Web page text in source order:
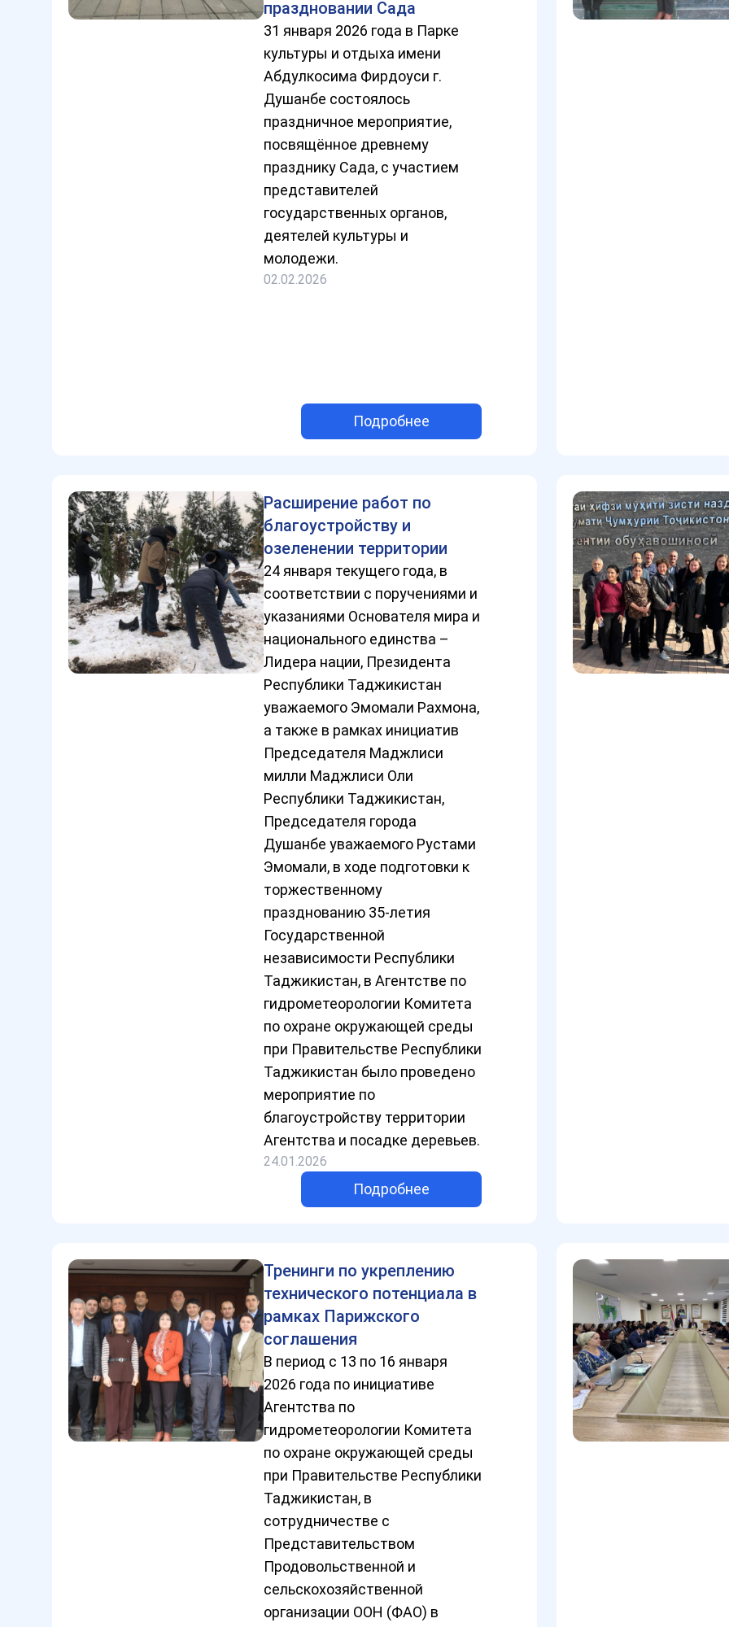
праздновании Сада
31 января 2026 года в Парке
культуры и отдыха имени
Абдулкосима Фирдоуси г.
Душанбе состоялось
праздничное мероприятие,
посвящённое древнему
празднику Сада, с участием
представителей
государственных органов,
деятелей культуры и
молодежи.
02.02.2026
Подробнее
Расширение работ по
благоустройству и
озеленении территории
24 января текущего года, в
соответствии с поручениями и
указаниями Основателя мира и
национального единства –
Лидера нации, Президента
Республики Таджикистан
уважаемого Эмомали Рахмона,
а также в рамках инициатив
Председателя Маджлиси
милли Маджлиси Оли
Республики Таджикистан,
Председателя города
Душанбе уважаемого Рустами
Эмомали, в ходе подготовки к
торжественному
празднованию 35-летия
Государственной
независимости Республики
Таджикистан, в Агентстве по
гидрометеорологии Комитета
по охране окружающей среды
при Правительстве Республики
Таджикистан было проведено
мероприятие по
благоустройству территории
Агентства и посадке деревьев.
24.01.2026
Подробнее
Тренинги по укреплению
технического потенциала в
рамках Парижского
соглашения
В период с 13 по 16 января
2026 года по инициативе
Агентства по
гидрометеорологии Комитета
по охране окружающей среды
при Правительстве Республики
Таджикистан, в
сотрудничестве с
Представительством
Продовольственной и
сельскохозяйственной
организации ООН (ФАО) в